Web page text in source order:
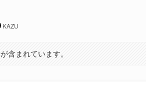
KAZU
含まれています。